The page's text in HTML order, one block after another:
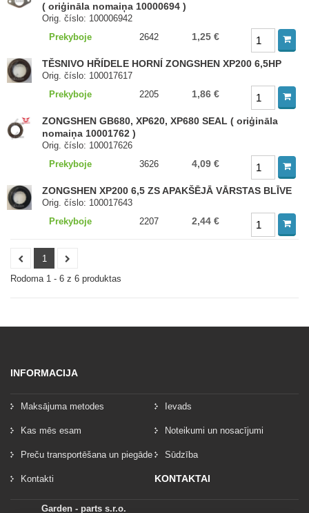
( oriģināla nomaiņa 10000694 )
Orig. číslo: 100006942
Prekyboje
2642 1,25 €
TĚSNIVO HŘÍDELE HORNÍ ZONGSHEN XP200 6,5HP
Orig. číslo: 100017617
Prekyboje
2205 1,86 €
ZONGSHEN GB680, XP620, XP680 SEAL ( oriģināla
nomaiņa 10001762 )
Orig. číslo: 100017626
Prekyboje
3626 4,09 €
ZONGSHEN XP200 6,5 ZS APAKŠĒJĀ VĀRSTAS BLĪVE
Orig. číslo: 100017643
Prekyboje
2207 2,44 €
1
Rodoma 1 - 6 z 6 produktas
INFORMACIJA
Maksājuma metodes Ievads
Kas mēs esam Noteikumi un nosacījumi
Preču transportēšana un piegāde Sūdzība
Kontakti KONTAKTAI
Garden - parts s.r.o.